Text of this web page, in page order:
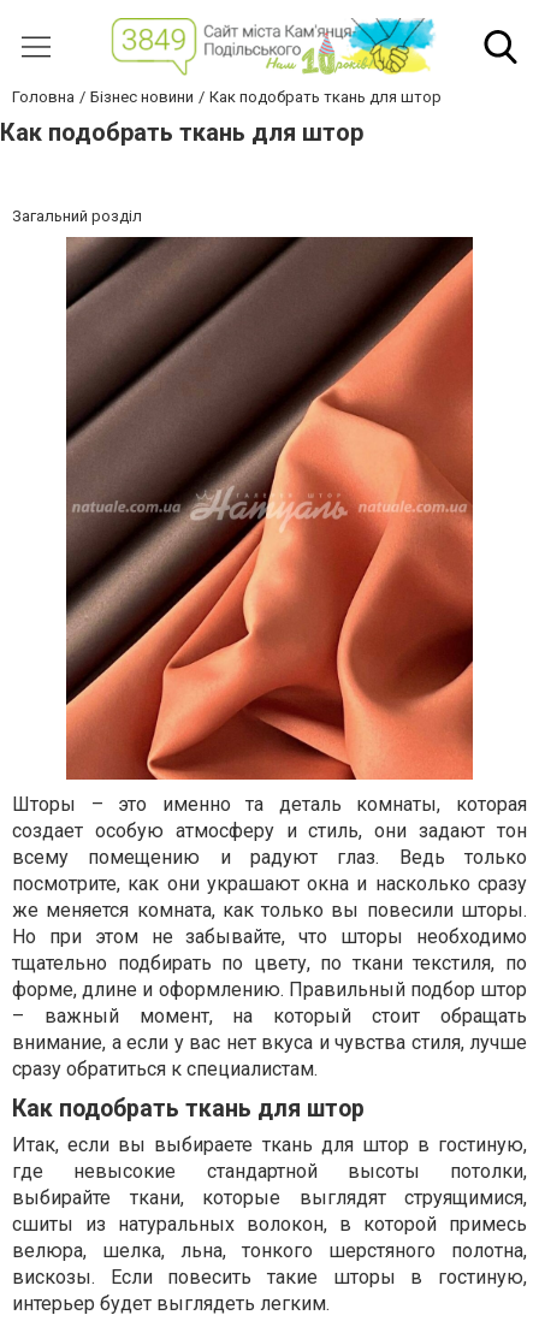
Головна Бізнес новини Как подобрать ткань для штор
Как подобрать ткань для штор
Загальний розділ
Шторы – это именно та деталь комнаты, которая
создает особую атмосферу и стиль, они задают тон
всему помещению и радуют глаз. Ведь только
посмотрите, как они украшают окна и насколько сразу
же меняется комната, как только вы повесили шторы.
Но при этом не забывайте, что шторы необходимо
тщательно подбирать по цвету, по ткани текстиля, по
форме, длине и оформлению. Правильный подбор штор
– важный момент, на который стоит обращать
внимание, а если у вас нет вкуса и чувства стиля, лучше
сразу обратиться к специалистам.
Как подобрать ткань для штор
Итак, если вы выбираете ткань для штор в гостиную,
где невысокие стандартной высоты потолки,
выбирайте ткани, которые выглядят струящимися,
сшиты из натуральных волокон, в которой примесь
велюра, шелка, льна, тонкого шерстяного полотна,
вискозы. Если повесить такие шторы в гостиную,
интерьер будет выглядеть легким.